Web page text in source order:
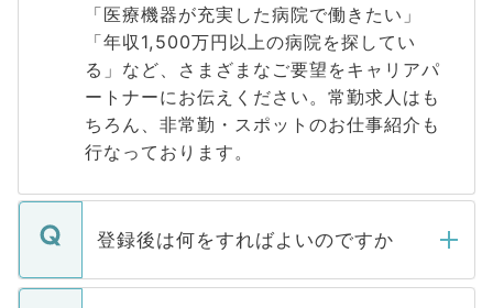
「医療機器が充実した病院で働きたい」
「年収1,500万円以上の病院を探してい
る」など、さまざまなご要望をキャリアパ
ートナーにお伝えください。常勤求人はも
ちろん、非常勤・スポットのお仕事紹介も
行なっております。
登録後は何をすればよいのですか
ご登録いただきましたら、弊社担当者がご